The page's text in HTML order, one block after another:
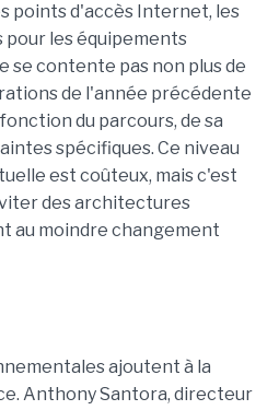
points d'accès Internet, les
pour les équipements
se contente pas non plus de
de l'année précédente
du parcours, de sa
spécifiques. Ce niveau
est coûteux, mais c'est
des architectures
au moindre changement
ajoutent à la
Anthony Santora, directeur